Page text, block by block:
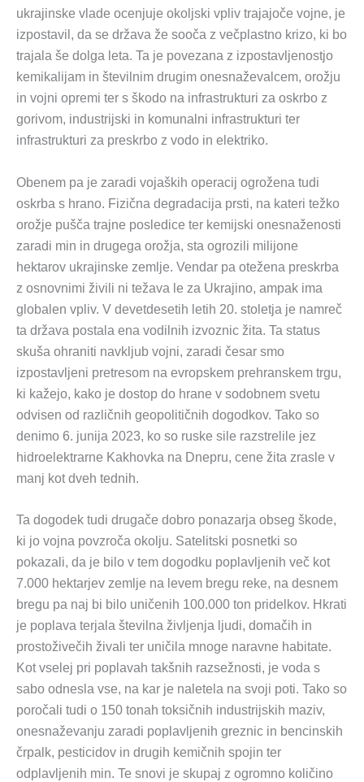
ukrajinske vlade ocenjuje okoljski vpliv trajajoče vojne, je
izpostavil, da se država že sooča z večplastno krizo, ki bo
trajala še dolga leta. Ta je povezana z izpostavljenostjo
kemikalijam in številnim drugim onesnaževalcem, orožju
in vojni opremi ter s škodo na infrastrukturi za oskrbo z
gorivom, industrijski in komunalni infrastrukturi ter
infrastrukturi za preskrbo z vodo in elektriko.
Obenem pa je zaradi vojaških operacij ogrožena tudi
oskrba s hrano. Fizična degradacija prsti, na kateri težko
orožje pušča trajne posledice ter kemijski onesnaženosti
zaradi min in drugega orožja, sta ogrozili milijone
hektarov ukrajinske zemlje. Vendar pa otežena preskrba
z osnovnimi živili ni težava le za Ukrajino, ampak ima
globalen vpliv. V devetdesetih letih 20. stoletja je namreč
ta država postala ena vodilnih izvoznic žita. Ta status
skuša ohraniti navkljub vojni, zaradi česar smo
izpostavljeni pretresom na evropskem prehranskem trgu,
ki kažejo, kako je dostop do hrane v sodobnem svetu
odvisen od različnih geopolitičnih dogodkov. Tako so
denimo 6. junija 2023, ko so ruske sile razstrelile jez
hidroelektrarne Kakhovka na Dnepru, cene žita zrasle v
manj kot dveh tednih.
Ta dogodek tudi drugače dobro ponazarja obseg škode,
ki jo vojna povzroča okolju. Satelitski posnetki so
pokazali, da je bilo v tem dogodku poplavljenih več kot
7.000 hektarjev zemlje na levem bregu reke, na desnem
bregu pa naj bi bilo uničenih 100.000 ton pridelkov. Hkrati
je poplava terjala številna življenja ljudi, domačih in
prostoživečih živali ter uničila mnoge naravne habitate.
Kot vselej pri poplavah takšnih razsežnosti, je voda s
sabo odnesla vse, na kar je naletela na svoji poti. Tako so
poročali tudi o 150 tonah toksičnih industrijskih maziv,
onesnaževanju zaradi poplavljenih greznic in bencinskih
črpalk, pesticidov in drugih kemičnih spojin ter
odplavljenih min. Te snovi je skupaj z ogromno količino